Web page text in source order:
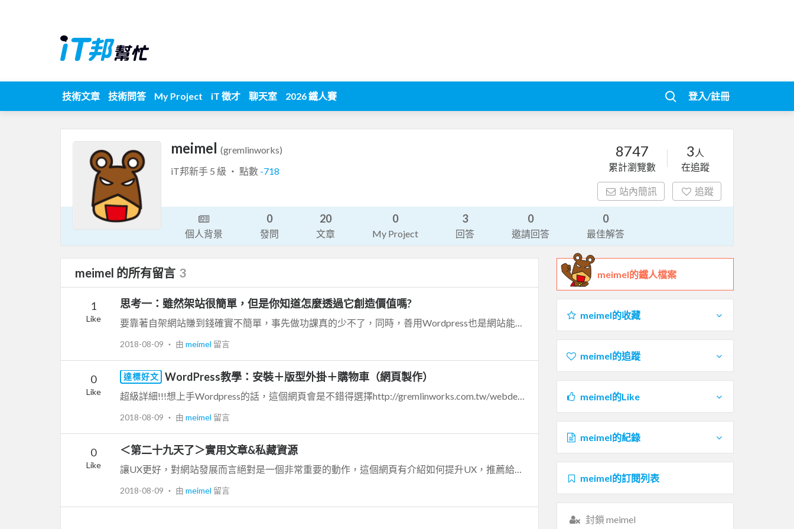
技術文章 技術問答 My Project iT 徵才 聊天室 2026 鐵人賽 登入/註冊
meimel (gremlinworks)
iT邦新手 5 級 ‧ 點數 -718
8747
累計瀏覽數
3 人
在追蹤
站內簡訊 追蹤
個人背景
0
發問
20
文章
0
My Project
3
回答
0
邀請回答
0
最佳解答
meimel 的所有留言 3
1
Like
思考一：雖然架站很簡單，但是你知道怎麼透過它創造價值嗎?
2018-08-09 ‧ 由 meimel 留言
0
Like
達標好文 WordPress教學：安裝＋版型外掛＋購物車（網頁製作）
超級詳細!!!想上手Wordpress的話，這個網頁會是不錯得選擇http://gremlinworks.com.tw/webdev/introduction-...
2018-08-09 ‧ 由 meimel 留言
0
Like
＜第二十九天了＞實用文章&私藏資源
讓UX更好，對網站發展而言絕對是一個非常重要的動作，這個網頁有介紹如何提升UX，推薦給您。http://gremlinworks.com.tw/ui-ux/ho...
2018-08-09 ‧ 由 meimel 留言
meimel的鐵人檔案
meimel的收藏
meimel的追蹤
meimel的Like
meimel的紀錄
meimel的訂閱列表
封鎖 meimel